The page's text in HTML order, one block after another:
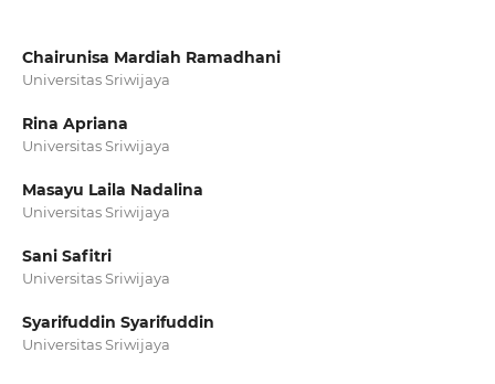
Chairunisa Mardiah Ramadhani
Universitas Sriwijaya
Rina Apriana
Universitas Sriwijaya
Masayu Laila Nadalina
Universitas Sriwijaya
Sani Safitri
Universitas Sriwijaya
Syarifuddin Syarifuddin
Universitas Sriwijaya